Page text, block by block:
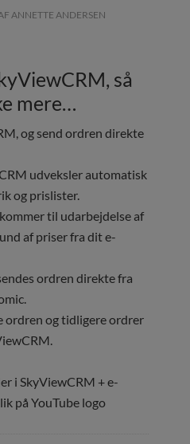
ANNETTE ANDERSEN
så
mere…
og send ordren direkte
udveksler automatisk
og prislister.
til udarbejdelse af
af priser fra dit e-
ordren direkte fra
ordren og tidligere ordrer
i SkyViewCRM + e-
på YouTube logo